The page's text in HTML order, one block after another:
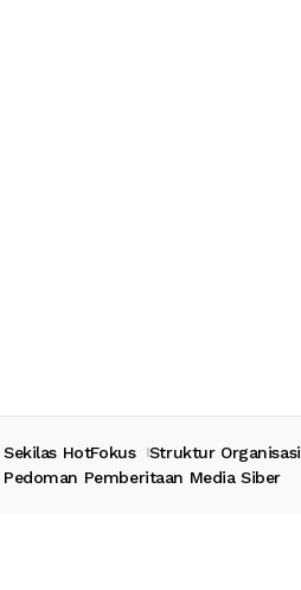
Sekilas HotFokus Struktur Organisasi
Pedoman Pemberitaan Media Siber